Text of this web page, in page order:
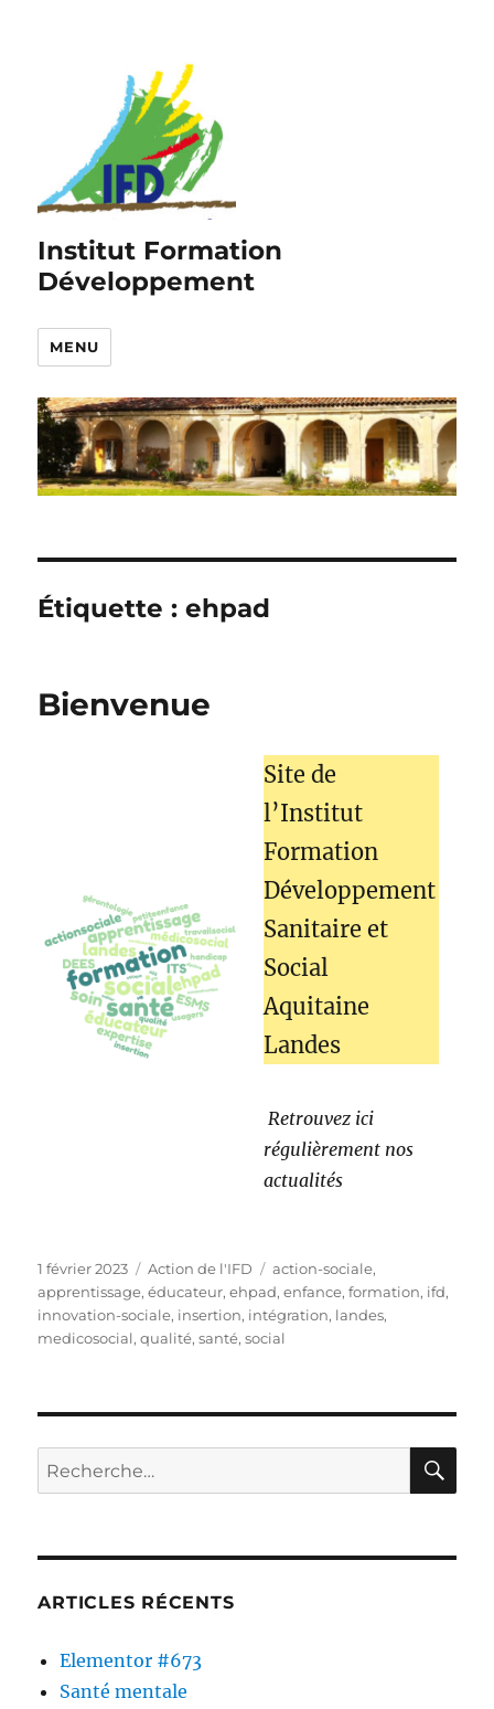
Institut Formation
Développement
MENU
Étiquette :ehpad
Bienvenue
Site de
l’Institut
Formation
Développement
Sanitaire et
Social
Aquitaine
Landes
Retrouvez ici
régulièrement nos
actualités
1 février 2023 Action de l'IFD action-sociale,
apprentissage,éducateur,ehpad,enfance,formation, ifd,
innovation-sociale, insertion, intégration, landes,
medicosocial,qualité,santé,social
ARTICLES RÉCENTS
Elementor #673
Santé mentale